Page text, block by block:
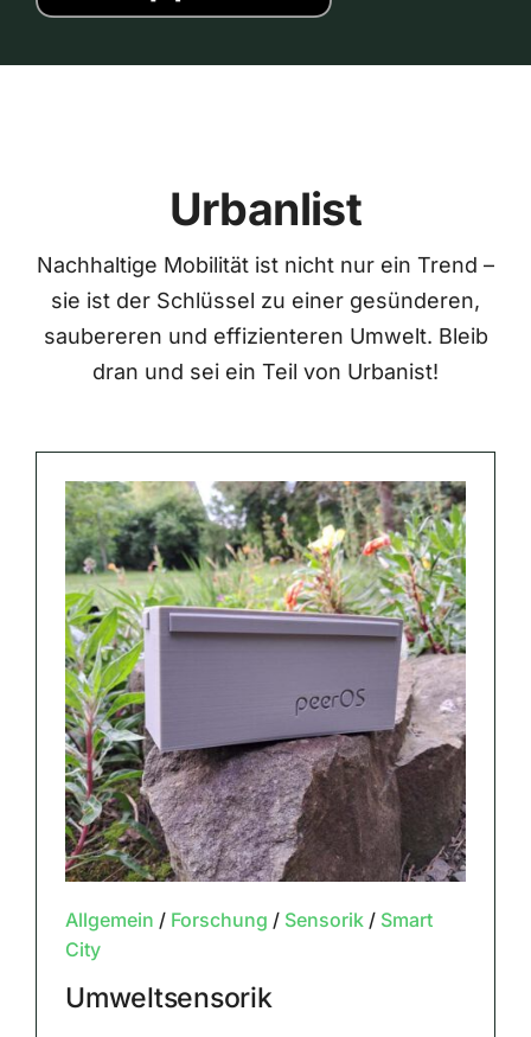
Urbanlist
Nachhaltige Mobilität ist nicht nur ein Trend –
sie ist der Schlüssel zu einer gesünderen,
saubereren und effizienteren Umwelt. Bleib
dran und sei ein Teil von Urbanist!
Allgemein / Forschung / Sensorik/ Smart
City
Umweltsensorik